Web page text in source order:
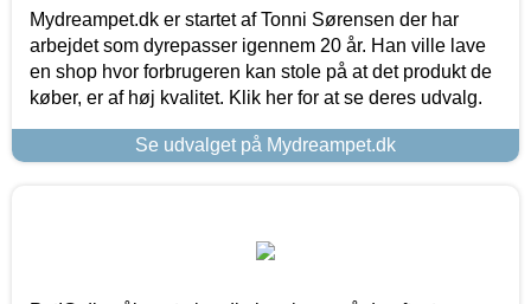
Mydreampet.dk er startet af Tonni Sørensen der har
arbejdet som dyrepasser igennem 20 år. Han ville lave
en shop hvor forbrugeren kan stole på at det produkt de
køber, er af høj kvalitet. Klik her for at se deres udvalg.
Se udvalget på Mydreampet.dk